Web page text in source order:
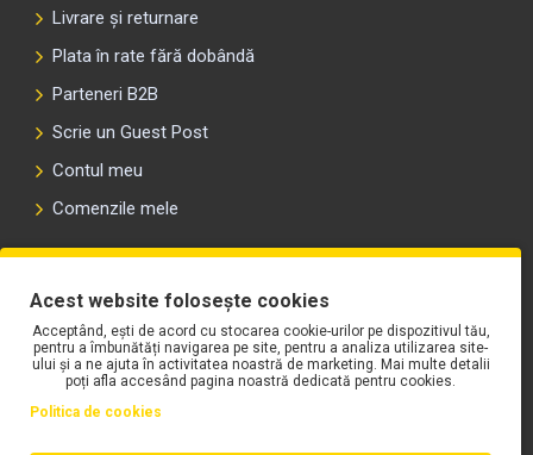
Livrare și returnare
Plata în rate fără dobândă
Parteneri B2B
Scrie un Guest Post
Contul meu
Comenzile mele
Acest website folosește cookies
Acceptând, ești de acord cu stocarea cookie-urilor pe dispozitivul tău,
pentru a îmbunătăți navigarea pe site, pentru a analiza utilizarea site-
ului și a ne ajuta în activitatea noastră de marketing. Mai multe detalii
poți afla accesând pagina noastră dedicată pentru cookies.
Politica de cookies